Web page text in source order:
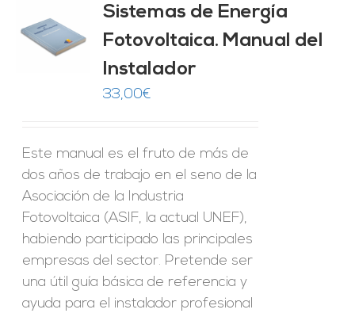
de 5
Sistemas de Energía
Fotovoltaica. Manual del
Instalador
33,00€
Este manual es el fruto de más de
dos años de trabajo en el seno de la
Asociación de la Industria
Fotovoltaica (ASIF, la actual UNEF),
habiendo participado las principales
empresas del sector. Pretende ser
una útil guía básica de referencia y
ayuda para el instalador profesional